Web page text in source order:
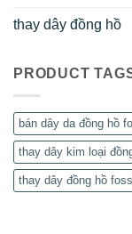
thay dây đồng hồ
PRODUCT
bán dây da đồng hồ
thay dây kim loại
thay dây đồng hồ